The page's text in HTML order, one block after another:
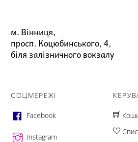
м. Вінниця,
просп. Коцюбинського, 4,
біля залізничного вокзалу
СОЦМЕРЕЖІ
Facebook
Instagram